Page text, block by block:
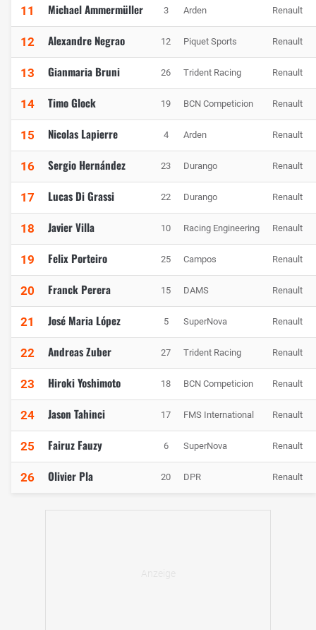
11 Michael Ammermüller 3 Arden Renault
12 Alexandre Negrao 12 Piquet Sports Renault
13 Gianmaria Bruni 26 Trident Racing Renault
14 Timo Glock 19 BCN Competicion Renault
15 Nicolas Lapierre 4 Arden Renault
16 Sergio Hernández 23 Durango Renault
17 Lucas Di Grassi 22 Durango Renault
18 Javier Villa 10 Racing Engineering Renault
19 Felix Porteiro 25 Campos Renault
20 Franck Perera 15 DAMS Renault
21 José Maria López 5 SuperNova Renault
22 Andreas Zuber 27 Trident Racing Renault
23 Hiroki Yoshimoto 18 BCN Competicion Renault
24 Jason Tahinci 17 FMS International Renault
25 Fairuz Fauzy 6 SuperNova Renault
26 Olivier Pla 20 DPR Renault